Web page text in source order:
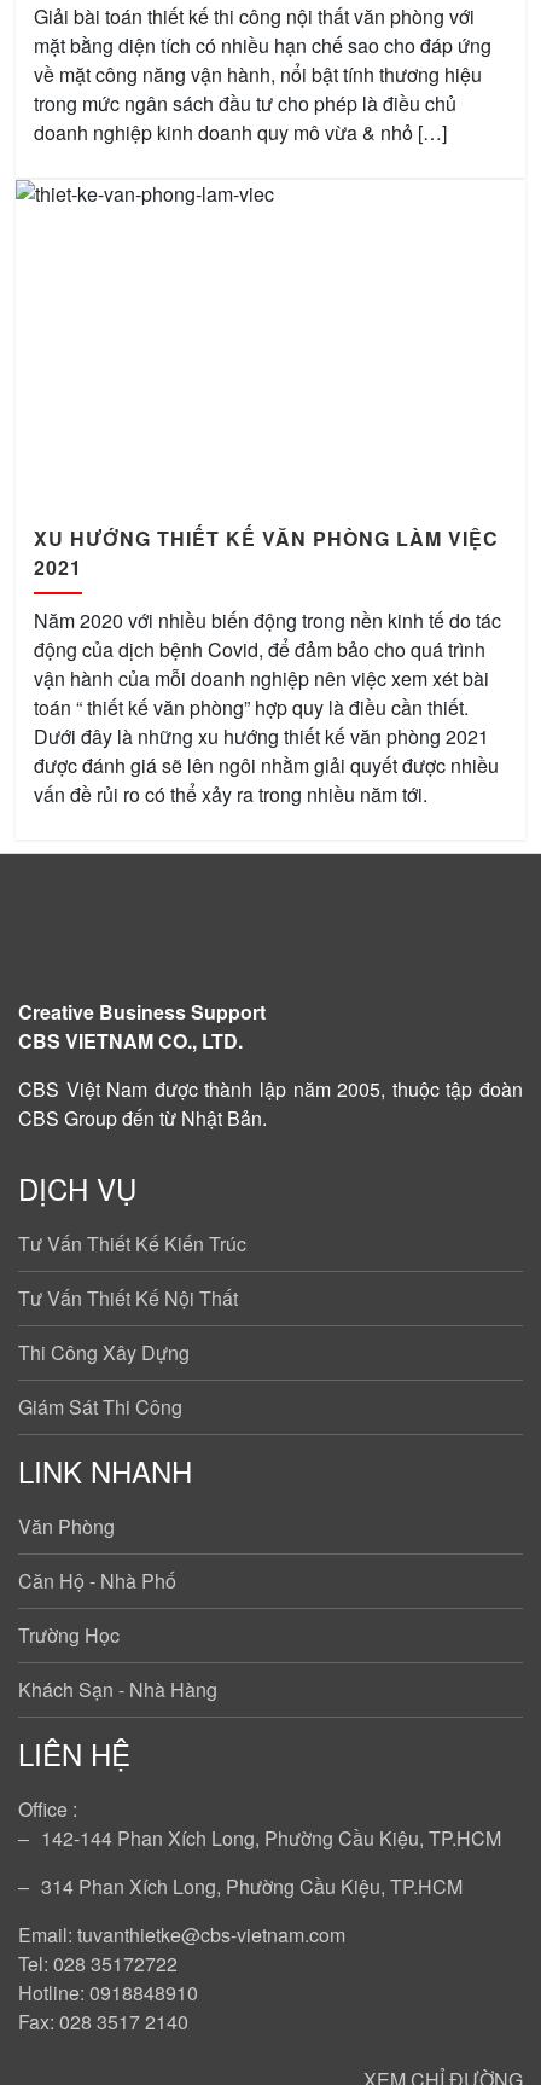
Giải bài toán thiết kế thi công nội thất văn phòng với
mặt bằng diện tích có nhiều hạn chế sao cho đáp ứng
về mặt công năng vận hành, nổi bật tính thương hiệu
trong mức ngân sách đầu tư cho phép là điều chủ
doanh nghiệp kinh doanh quy mô vừa & nhỏ […]
XU HƯỚNG THIẾT KẾ VĂN PHÒNG LÀM VIỆC
2021
Năm 2020 với nhiều biến động trong nền kinh tế do tác
động của dịch bệnh Covid, để đảm bảo cho quá trình
vận hành của mỗi doanh nghiệp nên việc xem xét bài
toán “ thiết kế văn phòng” hợp quy là điều cần thiết.
Dưới đây là những xu hướng thiết kế văn phòng 2021
được đánh giá sẽ lên ngôi nhằm giải quyết được nhiều
vấn đề rủi ro có thể xảy ra trong nhiều năm tới.
Creative Business Support
CBS VIETNAM CO., LTD.
CBS Việt Nam đượcthành lập năm 2005, thuộc tập đoàn
CBS Group đến từ Nhật Bản.
DỊCH VỤ
Tư Vấn Thiết Kế Kiến Trúc
Tư Vấn Thiết Kế Nội Thất
Thi Công Xây Dựng
Giám Sát Thi Công
LINK NHANH
Văn Phòng
Căn Hộ - Nhà Phố
Trường Học
Khách Sạn - Nhà Hàng
LIÊN HỆ
Office :
‒ 142-144 Phan Xích Long, Phường Cầu Kiệu, TP.HCM
‒ 314 Phan Xích Long, Phường Cầu Kiệu, TP.HCM
Email: tuvanthietke@cbs-vietnam.com
Tel: 028 35172722
Hotline: 0918848910
Fax: 028 3517 2140
XEM CHỈ ĐƯỜNG